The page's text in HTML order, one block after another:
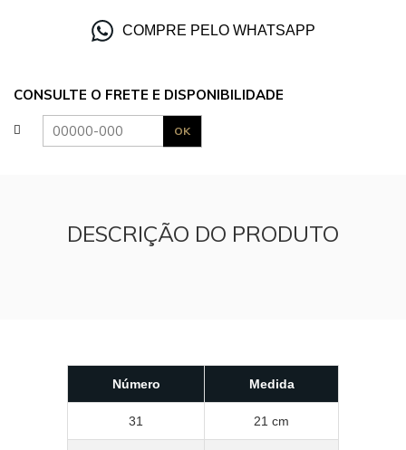
COMPRE PELO WHATSAPP
CONSULTE O FRETE E DISPONIBILIDADE
DESCRIÇÃO DO PRODUTO
Número Medida
31 21 cm